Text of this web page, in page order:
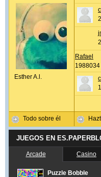
Esther A.l.
Todo sobre él
Rafael
1988034
JUEGOS EN
Arcade Casino
Puzzle Bobble